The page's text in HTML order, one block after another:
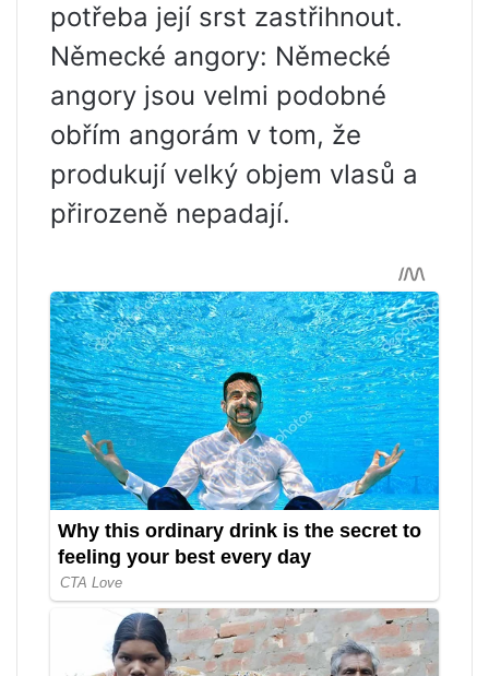
potřeba její srst zastřihnout.
Německé angory: Německé
angory jsou velmi podobné
obřím angorám v tom, že
produkují velký objem vlasů a
přirozeně nepadají.